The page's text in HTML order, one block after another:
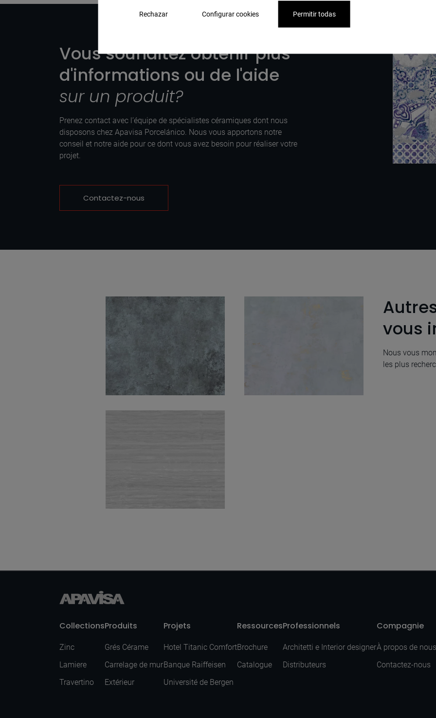
Vous souhaitez obtenir plus
d'informations ou de l'aide
sur un produit?
Prenez contact avec l’équipe de spécialistes céramiques dont nous
disposons chez Apavisa Porcelánico. Nous vous apportons notre
conseil et notre aide pour ce dont vous avez besoin pour réaliser votre
projet.
Contactez-nous
Sullivan Blue Natural
vous
Nous vous
les plus
Collections
Zinc
Lamiere
Travertino
Produits
Grés Cérame
Carrelage de mur
Extérieur
Projets
Hotel Titanic Comfort
Banque Raiffeisen
Université de Bergen
Ressources
Brochure
Catalogue
Professionnels
Architetti e Interior designer
Distributeurs
Compagnie
À propos de nous
Contactez-nous
Rechazar Configurar cookies Permitir todas